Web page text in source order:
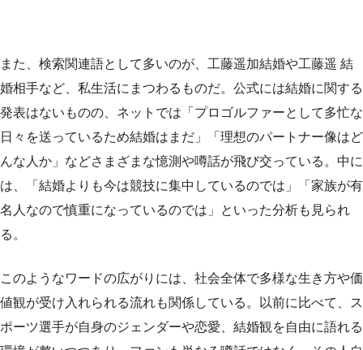
また、検索関連語として多いのが、工藤遥加結婚や工藤遥 結
婚相手など、私生活にまつわるものだ。公式には結婚に関する
発表はないものの、ネットでは「プロゴルファーとして多忙な
日々を送っているため結婚はまだ」「理想のパートナー像はど
んな人か」などさまざまな憶測や噂話が飛び交っている。中に
は、「結婚よりも今は競技に集中しているのでは」「家族が有
名人なので慎重になっているのでは」といった分析も見られ
る。
このようなワードの広がりには、社会全体で多様な生き方や価
値観が受け入れられる流れも関係している。以前に比べて、ス
ポーツ選手が自身のジェンダーや恋愛、結婚観を自由に語れる